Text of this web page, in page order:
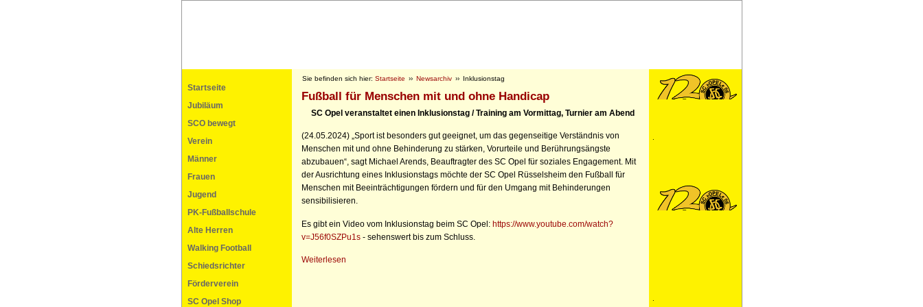
Startseite
Jubiläum
SCO bewegt
Verein
Männer
Frauen
Jugend
PK-Fußballschule
Alte Herren
Walking Football
Schiedsrichter
Förderverein
SC Opel Shop
Sie befinden sich hier: Startseite ›› Newsarchiv ›› Inklusionstag
Fußball für Menschen mit und ohne Handicap
SC Opel veranstaltet einen Inklusionstag / Training am Vormittag, Turnier am Abend
(24.05.2024) „Sport ist besonders gut geeignet, um das gegenseitige Verständnis von
Menschen mit und ohne Behinderung zu stärken, Vorurteile und Berührungsängste
abzubauen“, sagt Michael Arends, Beauftragter des SC Opel für soziales Engagement. Mit
der Ausrichtung eines Inklusionstags möchte der SC Opel Rüsselsheim den Fußball für
Menschen mit Beeinträchtigungen fördern und für den Umgang mit Behinderungen
sensibilisieren.
Es gibt ein Video vom Inklusionstag beim SC Opel: https://www.youtube.com/watch?
v=J56f0SZPu1s- sehenswert bis zum Schluss.
Weiterlesen